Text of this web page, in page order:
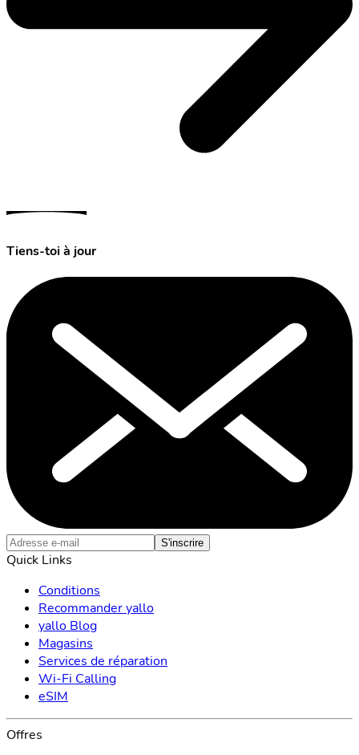
Tiens-toi à jour
S'inscrire
Quick Links
Conditions
Recommander yallo
yallo Blog
Magasins
Services de réparation
Wi-Fi Calling
eSIM
Offres